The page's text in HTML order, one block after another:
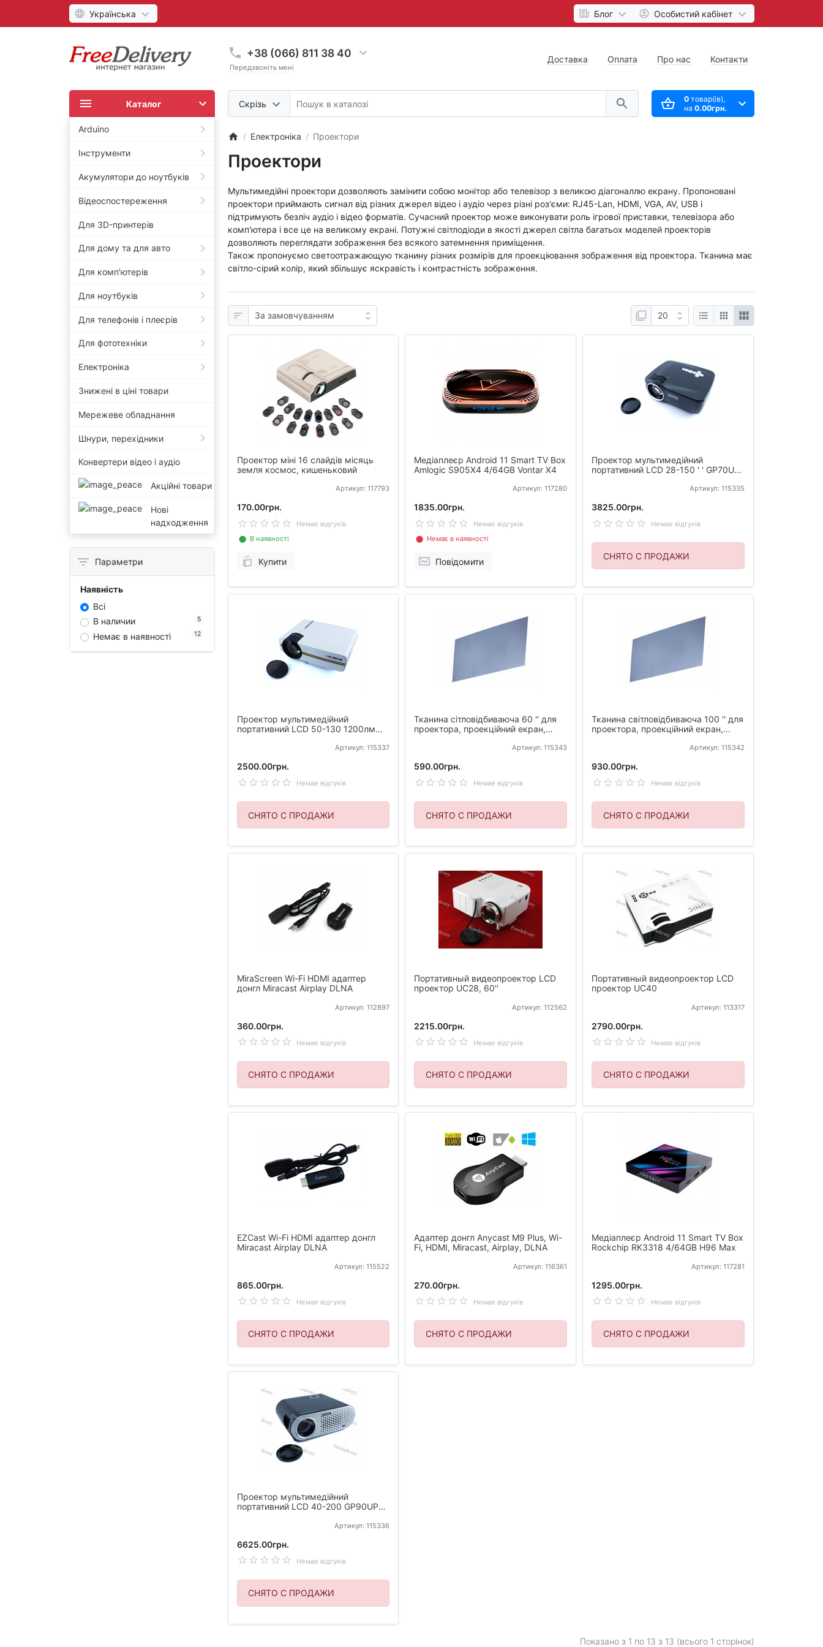
Українська Блог Особистий кабінет
+38 (066) 811 38 40
Передзвоніть мені
Скрізь
Доставка Оплата Про нас Контакти
0товар(ів),
на 0.00грн.
Каталог
Arduino
Інструменти
Акумулятори до ноутбуків
Відеоспостереження
Для 3D-принтерів
Для дому та для авто
Для комп'ютерів
Для ноутбуків
Для телефонів і плеєрів
Для фототехніки
Електроніка
Знижені в ціні товари
Мережеве обладнання
Шнури, перехідники
Конвертери відео і аудіо
Акційні товари
Нові
надходження
Параметри
Наявність
Всі
В наличии
5
Немає в наявності 12
Електроніка Проектори
Проектори
Мультимедійні проектори дозволяють замінити собою монітор або телевізор з великою діагоналлю екрану. Пропоновані
проектори приймають сигнал від різних джерел відео і аудіо через різні роз'єми: RJ45-Lan, HDMI, VGA, AV, USB і
підтримують безліч аудіо і відео форматів. Сучасний проектор може виконувати роль ігрової приставки, телевізора або
комп'ютера і все це на великому екрані. Потужні світлодіоди в якості джерел світла багатьох моделей проекторів
дозволяють переглядати зображення без всякого затемнення приміщення.
Також пропонуємо светоотражающую тканину різних розмірів для проекціювання зображення від проектора. Тканина має
світло-сірий колір, який збільшує яскравість і контрастність зображення.
Проектор міні 16 слайдів місяць
земля космос, кишеньковий
Артикул: 117793
170.00грн.
Немае відгуків
⬤ В наявності
Купити
Медіаплеєр Android 11 Smart TV Box
Amlogic S905X4 4/64GB Vontar X4
Артикул: 117280
1835.00грн.
Немае відгуків
⬤ Немає в наявності
Повідомити
Проектор мультимедійний
портативний LCD 28-150 ' ' GP70UP
Артикул: 115335
3825.00грн.
Немае відгуків
СНЯТО С ПРОДАЖИ
Проектор мультимедійний
портативний LCD 50-130 1200лм
Артикул: 115337
2500.00грн.
Немае відгуків
СНЯТО С ПРОДАЖИ
Тканина сітловідбиваюча 60 '' для
проектора, проекційний екран,
Артикул: 115343
590.00грн.
Немае відгуків
СНЯТО С ПРОДАЖИ
Тканина світловідбиваюча 100 '' для
проектора, проекційний екран,
Артикул: 115342
930.00грн.
Немае відгуків
СНЯТО С ПРОДАЖИ
MiraScreen Wi-Fi HDMI адаптер
донгл Miracast Airplay DLNA
Артикул: 112897
360.00грн.
Немае відгуків
СНЯТО С ПРОДАЖИ
Портативный видеопроектор LCD
проектор UC28, 60''
Артикул: 112562
2215.00грн.
Немае відгуків
СНЯТО С ПРОДАЖИ
Портативный видеопроектор LCD
проектор UC40
Артикул: 113317
2790.00грн.
Немае відгуків
СНЯТО С ПРОДАЖИ
EZCast Wi-Fi HDMI адаптер донгл
Miracast Airplay DLNA
Артикул: 115522
865.00грн.
Немае відгуків
СНЯТО С ПРОДАЖИ
Адаптер донгл Anycast M9 Plus, Wi-
Fi, HDMI, Miracast, Airplay, DLNA
Артикул: 116361
270.00грн.
Немае відгуків
СНЯТО С ПРОДАЖИ
Медіаплеєр Android 11 Smart TV Box
Rockchip RK3318 4/64GB H96 Max
Артикул: 117281
1295.00грн.
Немае відгуків
СНЯТО С ПРОДАЖИ
Проектор мультимедійний
портативний LCD 40-200 GP90UP
Артикул: 115336
6625.00грн.
Немае відгуків
СНЯТО С ПРОДАЖИ
Показано з 1 по 13 з 13 (всього 1 сторінок)